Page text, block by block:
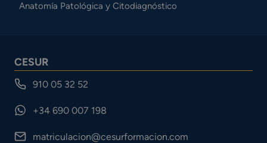
Anatomía Patológica y Citodiagnóstico
CESUR
910 05 32 52
+34 690 007 198
matriculacion@cesurformacion.com